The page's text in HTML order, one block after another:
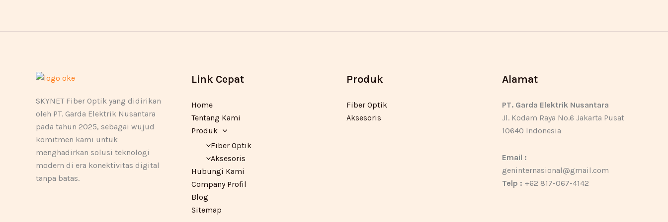
SKYNET Fiber Optik yang didirikan
oleh PT. Garda Elektrik Nusantara
pada tahun 2025, sebagai wujud
komitmen kami untuk
menghadirkan solusi teknologi
modern di era konektivitas digital
tanpa batas.
Link Cepat
Home
Tentang Kami
Produk
Fiber Optik
Aksesoris
Hubungi Kami
Company Profil
Blog
Sitemap
Produk
Fiber Optik
Aksesoris
Alamat
PT. Garda Elektrik Nusantara
Jl. Kodam Raya No.6 Jakarta Pusat
10640 Indonesia
Email :
geninternasional@gmail.com
Telp : +62 817-067-4142